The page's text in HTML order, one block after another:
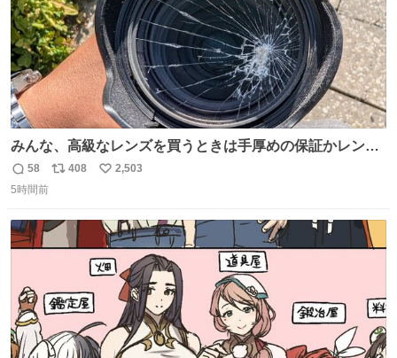
みんな、高級なレンズを買うときは手厚めの保証かレンズ
保護フィルターをちゃんと付けておくんだぞ、お兄さんと
返
信
58
リ
ト
数
408
い
数
2,503
5時間前